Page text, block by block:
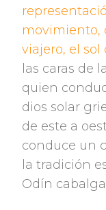
movimiento,
viajero, el sol
las caras de
quien
dios solar
de este a
conduce un
la tradición
Odín